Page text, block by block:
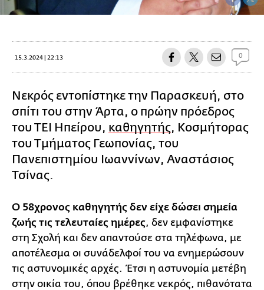
15.3.2024 | 22:13 0
Νεκρός εντοπίστηκε την Παρασκευή, στο
σπίτι του στην Άρτα, ο πρώην πρόεδρος
του ΤΕΙ Ηπείρου, καθηγητής, Κοσμήτορας
του Τμήματος Γεωπονίας, του
Πανεπιστημίου Ιωαννίνων, Αναστάσιος
Τσίνας.
Ο 58χρονος καθηγητής δεν είχε δώσει σημεία
ζωής τις τελευταίες ημέρες, δεν εμφανίστηκε
στη Σχολή και δεν απαντούσε στα τηλέφωνα, με
αποτέλεσμα οι συνάδελφοί του να ενημερώσουν
τις αστυνομικές αρχές. Έτσι η αστυνομία μετέβη
στην οικία του, όπου βρέθηκε νεκρός, πιθανότατα